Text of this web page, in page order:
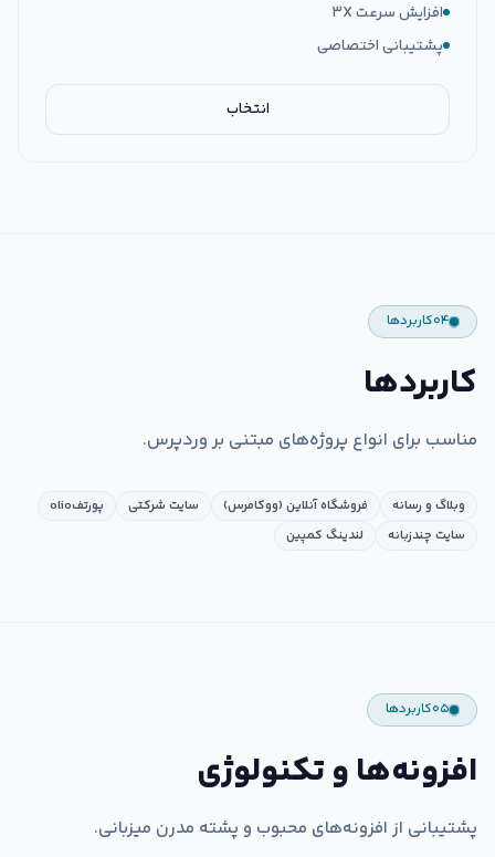
افزایش سرعت ۳X
پشتیبانی اختصاصی
انتخاب
۰۴کاربردها
کاربردها
مناسب برای انواع پروژه‌های مبتنی بر وردپرس.
وبلاگ و رسانه فروشگاه آنلاین (ووکامرس) سایت شرکتی
پورتفolio
سایت چندزبانه
لندینگ کمپین
۰۵کاربردها
افزونه‌ها و تکنولوژی
پشتیبانی از افزونه‌های محبوب و پشته مدرن میزبانی.